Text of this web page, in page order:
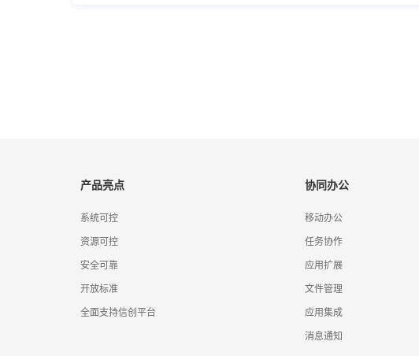
产品亮点
系统可控
资源可控
安全可靠
开放标准
全面支持信创平台
协同办公
移动办公
任务协作
应用扩展
文件管理
应用集成
消息通知